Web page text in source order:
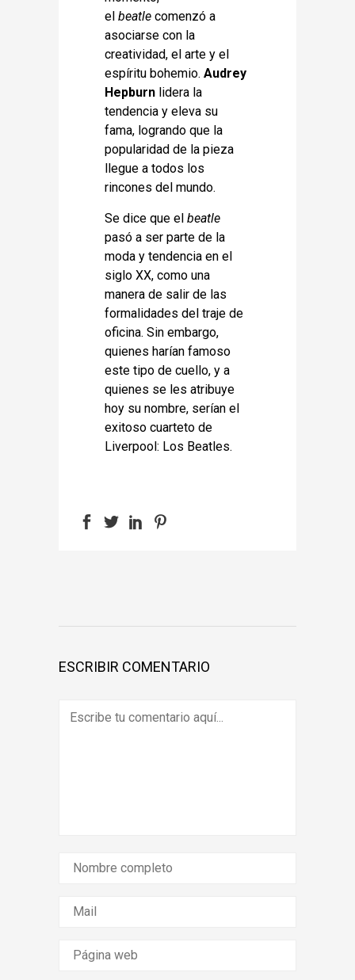
elbeatle comenzó a
asociarse con la
creatividad, el arte y el
espíritu bohemio.Audrey
Hepburn lidera la
tendencia y eleva su
fama, logrando que la
popularidad de la pieza
llegue a todos los
rincones del mundo.
Se dice que elbeatle
pasó a ser parte de la
moda y tendencia en el
siglo XX, como una
manera de salir de las
formalidades del traje de
oficina. Sin embargo,
quienes harían famoso
este tipo de cuello, y a
quienes se les atribuye
hoy su nombre, serían el
exitoso cuarteto de
Liverpool: Los Beatles.
ESCRIBIR COMENTARIO